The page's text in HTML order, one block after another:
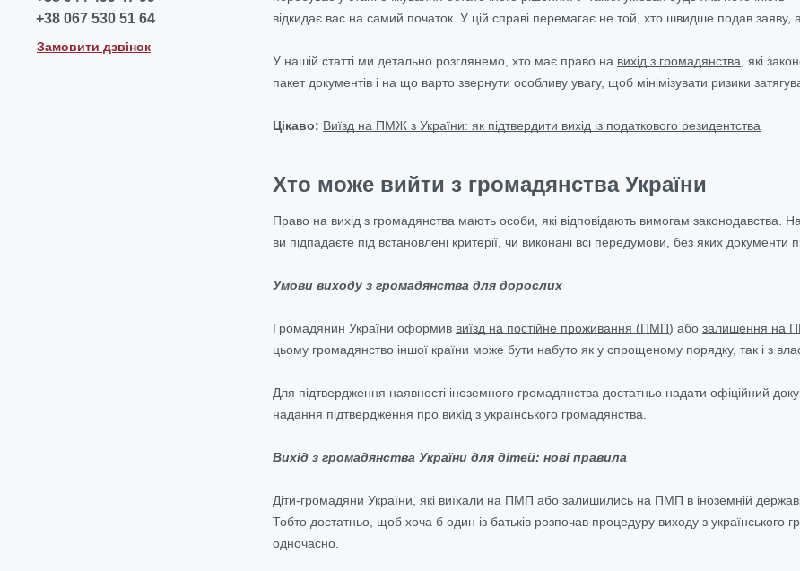
+38 067 530 51 64
Замовити дзвінок
відкидає вас на самий початок. У цій справі перемагає не той, хто швидше подав
У нашій статті ми детально розглянемо, хто має право на вихід з громадянства , які
пакет документів і на що варто звернути особливу увагу, щоб мінімізувати ризики
Цікаво: Виїзд на ПМЖ з України: як підтвердити вихід із податкового резидентства
Хто може вийти з громадянства України
Право на вихід з громадянства мають особи, які відповідають вимогам законодавства.
ви підпадаєте під встановлені критерії, чи виконані всі передумови, без яких
Умови виходу з громадянства для дорослих
Громадянин України оформив виїзд на постійне проживання (ПМП) або залишення на
цьому громадянство іншої країни може бути набуто як у спрощеному порядку, так і з
Для підтвердження наявності іноземного громадянства достатньо надати офіційний
надання підтвердження про вихід з українського громадянства.
Вихід з громадянства України для дітей: нові правила
Діти-громадяни України, які виїхали на ПМП або залишились на ПМП в іноземній
Тобто достатньо, щоб хоча б один із батьків розпочав процедуру виходу з
одночасно.